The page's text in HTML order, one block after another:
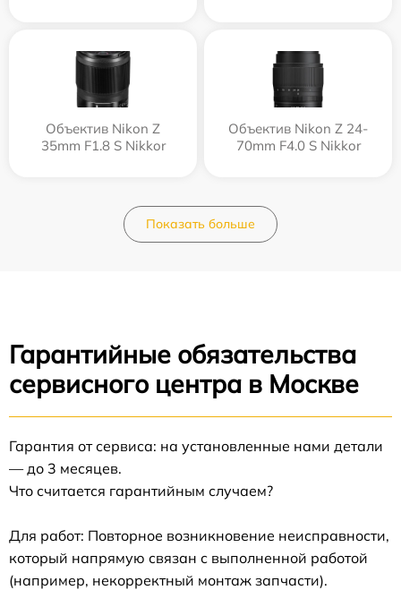
Объектив Nikon Z
35mm F1.8 S Nikkor
Объектив Nikon Z 24-
70mm F4.0 S Nikkor
Показать больше
Гарантийные обязательства
сервисного центра в Москве
Гарантия от сервиса: на установленные нами детали
— до 3 месяцев.
Что считается гарантийным случаем?
Для работ: Повторное возникновение неисправности,
который напрямую связан с выполненной работой
(например, некорректный монтаж запчасти).